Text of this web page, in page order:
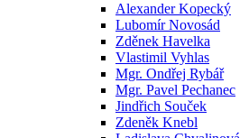
Alexander Kopecký
Lubomír Novosád
Zděnek Havelka
Vlastimil Vyhlas
Mgr. Ondřej Rybář
Mgr. Pavel Pechanec
Jindřich Souček
Zdeněk Knebl